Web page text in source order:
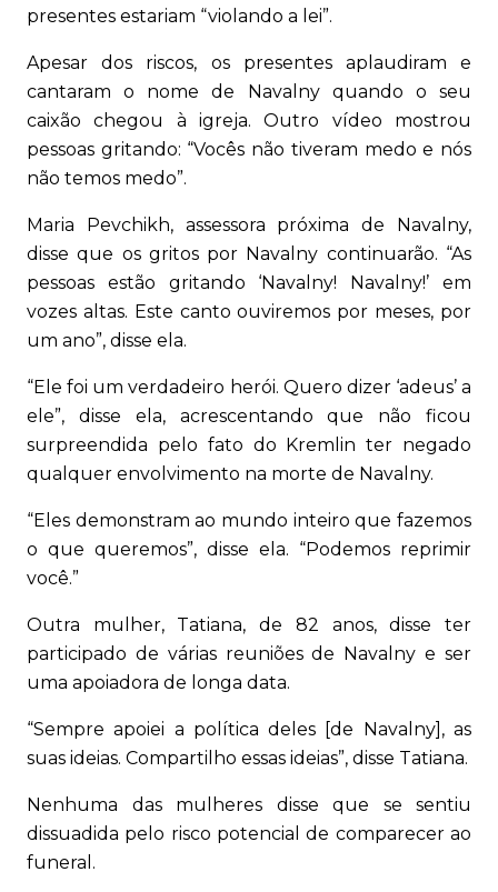
presentes estariam “violando a lei”.
Apesar dos riscos, os presentes aplaudiram e
cantaram o nome de Navalny quando o seu
caixão chegou à igreja. Outro vídeo mostrou
pessoas gritando: “Vocês não tiveram medo e nós
não temos medo”.
Maria Pevchikh, assessora próxima de Navalny,
disse que os gritos por Navalny continuarão. “As
pessoas estão gritando ‘Navalny! Navalny!’ em
vozes altas. Este canto ouviremos por meses, por
um ano”, disse ela.
“Ele foi um verdadeiro herói. Quero dizer ‘adeus’ a
ele”, disse ela, acrescentando que não ficou
surpreendida pelo fato do Kremlin ter negado
qualquer envolvimento na morte de Navalny.
“Eles demonstram ao mundo inteiro que fazemos
o que queremos”, disse ela. “Podemos reprimir
você.”
Outra mulher, Tatiana, de 82 anos, disse ter
participado de várias reuniões de Navalny e ser
uma apoiadora de longa data.
“Sempre apoiei a política deles [de Navalny], as
suas ideias. Compartilho essas ideias”, disse Tatiana.
Nenhuma das mulheres disse que se sentiu
dissuadida pelo risco potencial de comparecer ao
funeral.